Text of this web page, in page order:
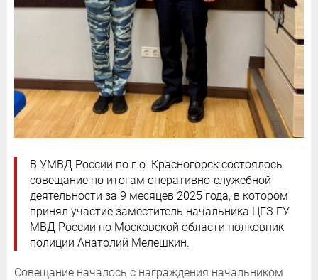
В УМВД России по г.о. Красногорск состоялось
совещание по итогам оперативно-служебной
деятельности за 9 месяцев 2025 года, в котором
принял участие заместитель начальника ЦГЗ ГУ
МВД России по Московской области полковник
полиции Анатолий Мелешкин.
Совещание началось с награждения начальником